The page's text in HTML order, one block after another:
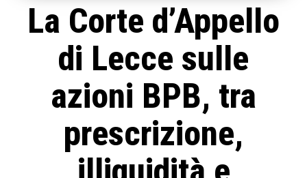
La Corte d’Appello
di Lecce sulle
azioni BPB, tra
prescrizione,